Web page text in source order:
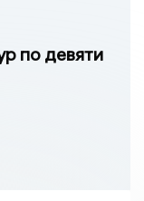
по девяти